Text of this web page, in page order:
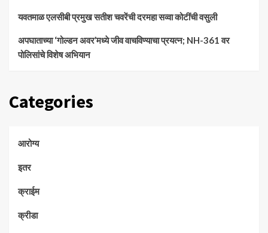
यवतमाळ एलसीबी प्रमुख सतीश चवरेंची दरमहा सव्वा कोटींची वसुली
अपघाताच्या ‘गोल्डन अवर’मध्ये जीव वाचविण्याचा प्रयत्न; NH-361 वर
पोलिसांचे विशेष अभियान
Categories
आरोग्य
इतर
क्राईम
क्रीडा